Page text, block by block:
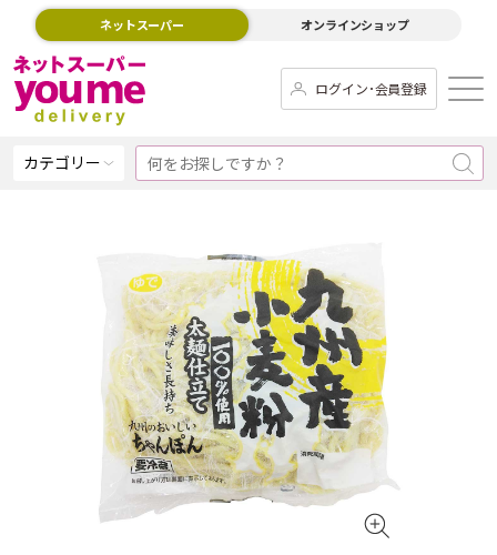
ネットスーパー オンラインショップ
ログイン･会員登録
カテゴリー